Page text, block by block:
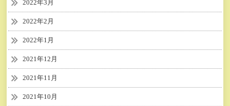
2022年3月
2022年2月
2022年1月
2021年12月
2021年11月
2021年10月